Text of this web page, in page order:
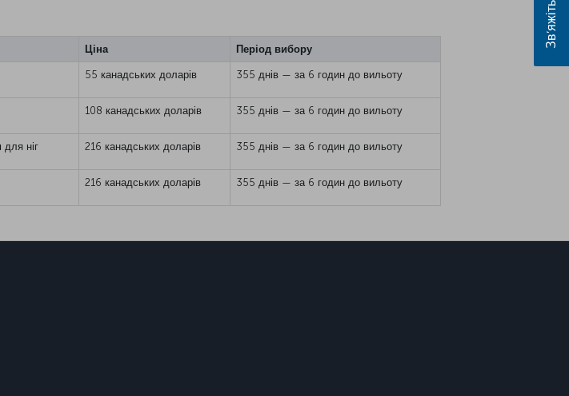
Ціна Період вибору
55 канадських доларів 355 днів — за 6 годин до вильоту
108 канадських доларів 355 днів — за 6 годин до вильоту
ніг 216 канадських доларів 355 днів — за 6 годин до вильоту
216 канадських доларів 355 днів — за 6 годин до вильоту